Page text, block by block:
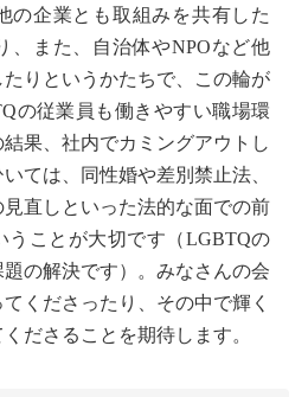
の企業とも取組みを共有した
、また、自治体やNPOなど他
りというかたちで、この輪が
の従業員も働きやすい職場環
果、社内でカミングアウトし
ては、同性婚や差別禁止法、
直しといった法的な面での前
うことが大切です（LGBTQの
の解決です）。みなさんの会
くださったり、その中で輝く
ださることを期待します。